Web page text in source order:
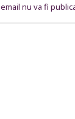
nu va fi